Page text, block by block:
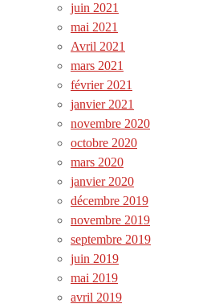
juin 2021
mai 2021
Avril 2021
mars 2021
février 2021
janvier 2021
novembre 2020
octobre 2020
mars 2020
janvier 2020
décembre 2019
novembre 2019
septembre 2019
juin 2019
mai 2019
avril 2019